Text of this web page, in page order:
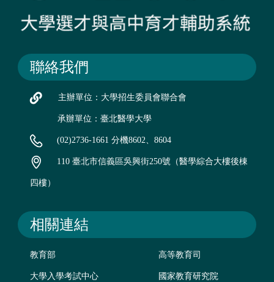
聯絡我們
主辦單位：大學招生委員會聯合會
承辦單位：臺北醫學大學
(02)2736-1661 分機8602、8604
110 臺北市信義區吳興街250號（醫學綜合大樓後棟
四樓）
相關連結
教育部 高等教育司
大學入學考試中心 國家教育研究院